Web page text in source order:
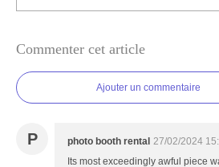
Commenter cet article
Ajouter un commentaire
P photo booth rental 27/02/2024
Its most exceedingly awful piece